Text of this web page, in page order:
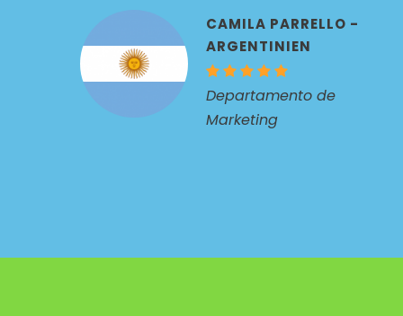
CAMILA PARRELLO -
ARGENTINIEN
Departamento de
Marketing